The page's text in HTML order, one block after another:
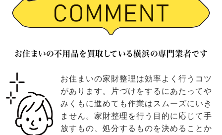
お住まいの不用品を買取している横浜の専門業者です
お住まいの家財整理は効率よく行うコツ
があります。片づけをするにあたってや
みくもに進めても作業はスムーズにいき
ません。家財整理を行う目的に応じて手
放すもの、処分するものを決めることか